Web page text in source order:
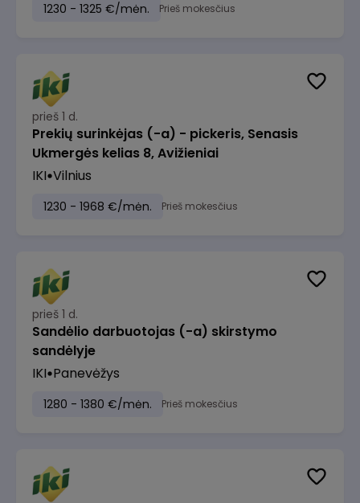
1230 - 1325 €/mėn. Prieš mokesčius
prieš 1 d.
Prekių surinkėjas (-a) - pickeris, Senasis
Ukmergės kelias 8, Avižieniai
IKI Vilnius
1230 - 1968 €/mėn. Prieš mokesčius
prieš 1 d.
Sandėlio darbuotojas (-a) skirstymo
sandėlyje
IKI Panevėžys
1280 - 1380 €/mėn. Prieš mokesčius